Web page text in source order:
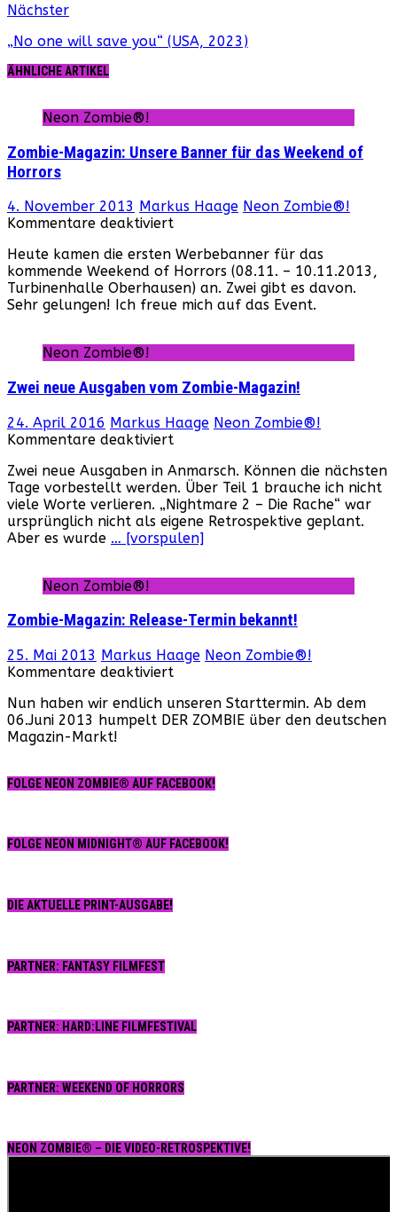
Nächster
„No one will save you“ (USA, 2023)
ÄHNLICHE ARTIKEL
Neon Zombie®!
Zombie-Magazin: Unsere Banner für das Weekend of
Horrors
4. November 2013 Markus Haage Neon Zombie®!
Kommentare deaktiviertfür
Magazin:
Unsere
Banner
für
Weekend
of
Heute kamen die ersten Werbebanner für das
kommende Weekend of Horrors (08.11. – 10.11.2013,
Turbinenhalle Oberhausen) an. Zwei gibt es davon.
Sehr gelungen! Ich freue mich auf das Event.
Neon Zombie®!
Zwei neue Ausgaben vom Zombie-Magazin!
24. April 2016 Markus Haage Neon Zombie®!
Kommentare deaktiviert
neue
Ausgaben
vom
Zombie-
Magazin!
Zwei neue Ausgaben in Anmarsch. Können die nächsten
Tage vorbestellt werden. Über Teil 1 brauche ich nicht
viele Worte verlieren. „Nightmare 2 – Die Rache“ war
ursprünglich nicht als eigene Retrospektive geplant.
Aber es wurde … [vorspulen]
Neon Zombie®!
Zombie-Magazin: Release-Termin bekannt!
25. Mai 2013 Markus Haage Neon Zombie®!
Kommentare deaktiviertfür
Magazin:
Release-
Nun haben wir endlich unseren Starttermin. Ab dem
06.Juni 2013 humpelt DER ZOMBIE über den deutschen
Magazin-Markt!
FOLGE NEON ZOMBIE® AUF FACEBOOK!
FOLGE NEON MIDNIGHT® AUF FACEBOOK!
DIE AKTUELLE PRINT-AUSGABE!
PARTNER: FANTASY FILMFEST
PARTNER: HARD:LINE FILMFESTIVAL
PARTNER: WEEKEND OF HORRORS
NEON ZOMBIE® – DIE VIDEO-RETROSPEKTIVE!